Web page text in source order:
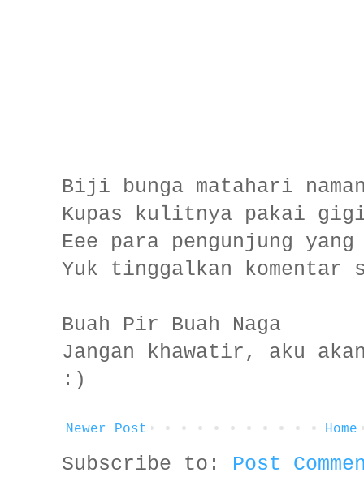
Biji bunga matahari
Kupas kulitnya pakai
Eee para pengunjung
Yuk tinggalkan komentar
Buah Pir Buah Naga
Jangan khawatir, aku
:)
Newer Post Home
Subscribe to: Post